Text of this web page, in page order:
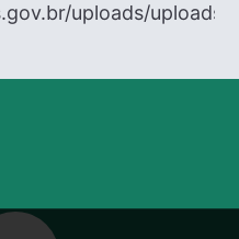
uploads/